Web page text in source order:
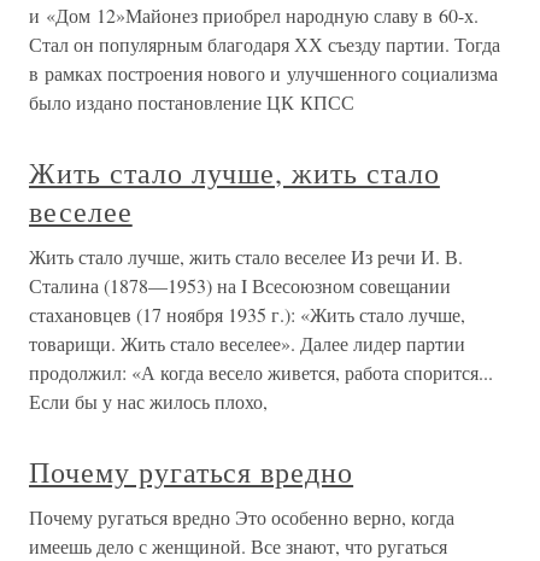
и «Дом 12»Майонез приобрел народную славу в 60-х.
Стал он популярным благодаря ХХ съезду партии. Тогда
в рамках построения нового и улучшенного социализма
было издано постановление ЦК КПСС
Жить стало лучше, жить стало
веселее
Жить стало лучше, жить стало веселее Из речи И. В.
Сталина (1878—1953) на I Всесоюзном совещании
стахановцев (17 ноября 1935 г.): «Жить стало лучше,
товарищи. Жить стало веселее». Далее лидер партии
продолжил: «А когда весело живется, работа спорится...
Если бы у нас жилось плохо,
Почему ругаться вредно
Почему ругаться вредно Это особенно верно, когда
имеешь дело с женщиной. Все знают, что ругаться